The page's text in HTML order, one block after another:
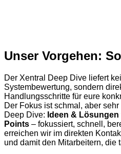
Unser Vorgehen:
Der Xentral Deep Dive liefert
Systembewertung, sondern
Handlungsschritte für eure
Der Fokus ist schmal, aber
Deep Dive: Ideen &
Points – fokussiert, schnell,
erreichen wir im direkten
und damit den Mitarbeitern, die